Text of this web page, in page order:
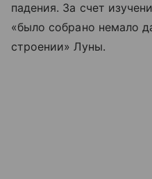
падения. За счет
«было собрано немало
строении» Луны.